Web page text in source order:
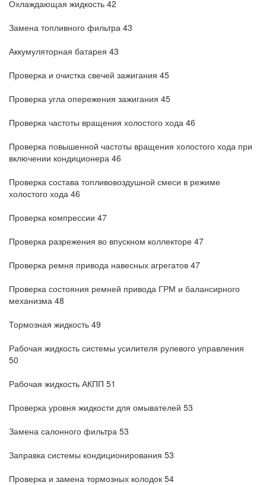
Охлаждающая жидкость 42
Замена топливного фильтра 43
Аккумуляторная батарея 43
Проверка и очистка свечей зажигания 45
Проверка угла опережения зажигания 45
Проверка частоты вращения холостого хода 46
Проверка повышенной частоты вращения холостого хода при
включении кондиционера 46
Проверка состава топливовоздушной смеси в режиме
холостого хода 46
Проверка компрессии 47
Проверка разрежения во впускном коллекторе 47
Проверка ремня привода навесных агрегатов 47
Проверка состояния ремней привода ГРМ и балансирного
механизма 48
Тормозная жидкость 49
Рабочая жидкость системы усилителя рулевого управления
50
Рабочая жидкость АКПП 51
Проверка уровня жидкости для омывателей 53
Замена салонного фильтра 53
Заправка системы кондиционирования 53
Проверка и замена тормозных колодок 54